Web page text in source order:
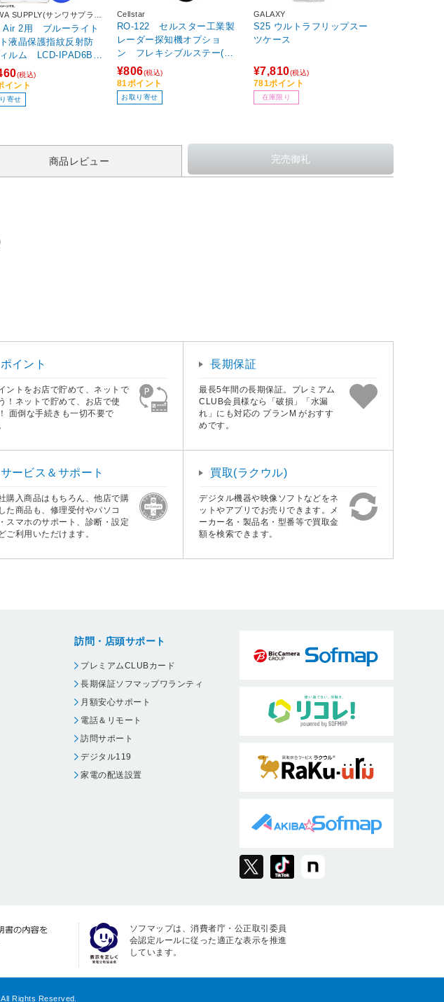
SUPPLY(サンワサプラ
Air 2用 ブルーライト
液晶保護指紋反射防
ルム LCD-IPAD6BC
(税込)
イント
寄せ
Cellstar
RO-122 セルスター工業製
レーダー探知機オプショ
ン フレキシブルステー(セ
ルスター製レーダー探知
機・レーザー受信機・GPS
¥806(税込)
81ポイント
お取り寄せ
GALAXY
S25 ウルトラフリップスー
ツケース
¥7,810(税込)
781ポイント
在庫限り
商品レビュー
ポイント
ントをお店で貯めて、ネットで
！ネットで貯めて、お店で使
面倒な手続きも一切不要で
長期保証
最長5年間の長期保証。プレミアム
CLUB会員様なら「破損」「水漏
れ」にも対応の プランM がおすす
めです。
サービス＆サポート
購入商品はもちろん、他店で購
た商品も、修理受付やパソコ
スマホのサポート、診断・設定
ご利用いただけます。
買取(ラクウル)
デジタル機器や映像ソフトなどをネ
ットやアプリでお売りできます。メ
ーカー名・製品名・型番等で買取金
額を検索できます。
訪問・店頭サポート
プレミアムCLUBカード
長期保証ソフマップワランティ
月額安心サポート
電話＆リモート
訪問サポート
デジタル119
家電の配送設置
ソフマップは、消費者庁・公正取引委員
会認定ルールに従った適正な表示を推進
しています。
Rights Reserved.